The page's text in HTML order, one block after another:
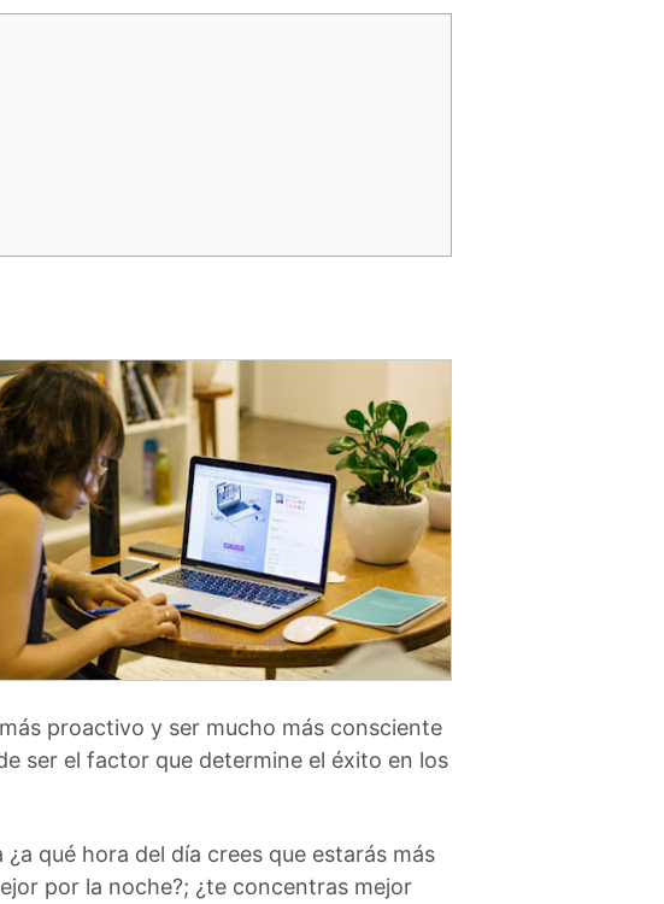
proactivo y ser mucho más consciente
ser el factor que determine el éxito en los
qué hora del día crees que estarás más
por la noche?; ¿te concentras mejor